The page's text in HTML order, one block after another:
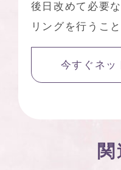
後日改めて必要
リングを行うこ
今すぐネッ